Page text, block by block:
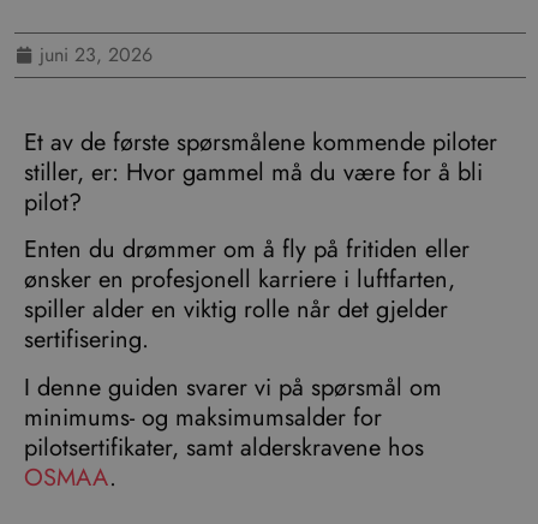
juni 23, 2026
Et av de første spørsmålene kommende piloter
stiller, er: Hvor gammel må du være for å bli
pilot?
Enten du drømmer om å fly på fritiden eller
ønsker en profesjonell karriere i luftfarten,
spiller alder en viktig rolle når det gjelder
sertifisering.
I denne guiden svarer vi på spørsmål om
minimums- og maksimumsalder for
pilotsertifikater, samt alderskravene hos
OSMAA.